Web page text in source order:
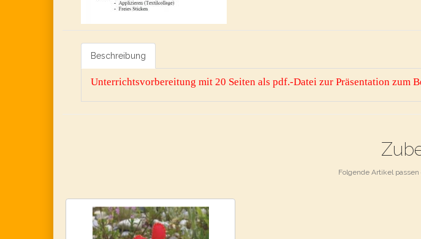
Beschreibung
Unterrichtsvorbereitung mit 20 Seiten als pdf.-Datei zur Präsentation zum
Folgende Artikel